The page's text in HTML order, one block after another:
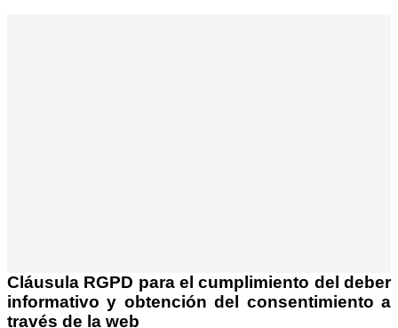
Cláusula RGPD para el cumplimiento del deber
informativo y obtención del consentimiento a